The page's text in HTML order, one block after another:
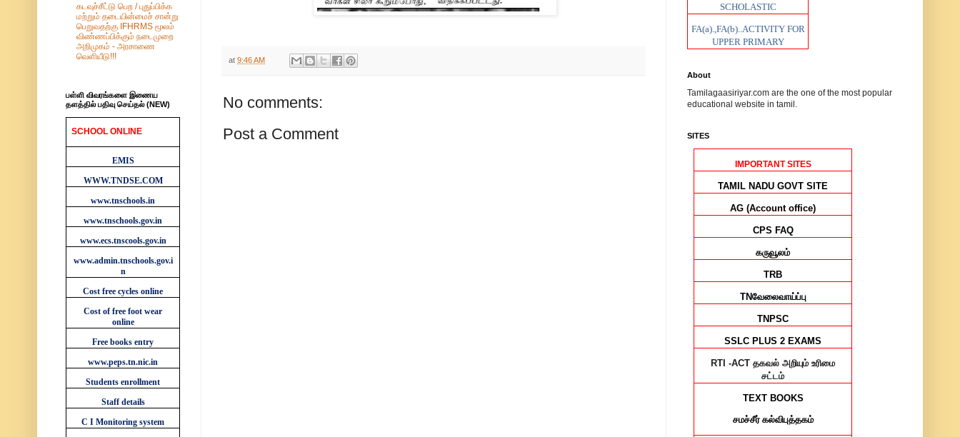
at 9:46 AM
No comments:
Post a Comment
கடவுச்சீட்டு பெற / புதுப்பிக்க
மற்றும் தடையின்மைச் சான்று
பெறுவதற்கு IFHRMS மூலம்
விண்ணப்பிக்கும் நடைமுறை
அறிமுகம் - அரசாணை
வெளியீடு!!!
பள்ளி விவரங்களை இணைய
தளத்தில் பதிவு செய்தல் (NEW)
SCHOOL ONLINE
EMIS
WWW.TNDSE.COM
www.tnschools.in
www.tnschools.gov.in
www.ecs.tnscools.gov.in
www.admin.tnschools.gov.i
n
Cost free cycles online
Cost of free foot wear
online
Free books entry
www.peps.tn.nic.in
Students enrollment
Staff details
C I Monitoring system
SCHOLASTIC
FA(a).,FA(b)..ACTIVITY FOR
UPPER PRIMARY
About
Tamilagaasiriyar.com are the one of the most popular
educational website in tamil.
SITES
IMPORTANT SITES
TAMIL NADU GOVT SITE
AG (Account office)
CPS FAQ
கருவூலம்
TRB
TNவேலைவாய்ப்பு
TNPSC
SSLC PLUS 2 EXAMS
RTI -ACT தகவல் அறியும் உரிமை
சட்டம்
TEXT BOOKS
சமச்சீர் கல்விபுத்தகம்